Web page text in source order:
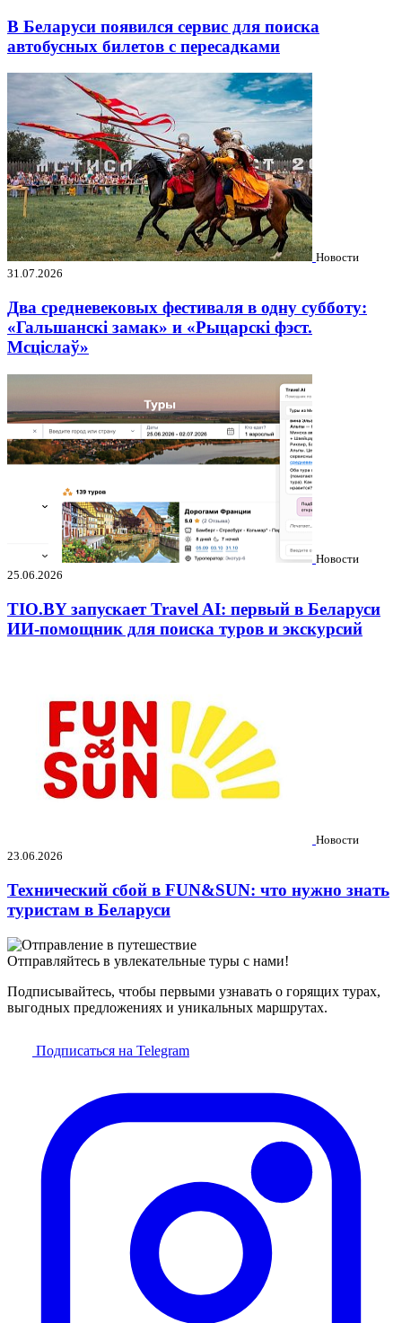
В Беларуси появился сервис для поиска
автобусных билетов с пересадками
Новости
31.07.2026
Два средневековых фестиваля в одну субботу:
«Гальшанскі замак» и «Рыцарскі фэст.
Мсціслаў»
Новости
25.06.2026
TIO.BY запускает Travel AI: первый в Беларуси
ИИ-помощник для поиска туров и экскурсий
Новости
23.06.2026
Технический сбой в FUN&SUN: что нужно знать
туристам в Беларуси
Отправляйтесь в увлекательные туры с нами!
Подписывайтесь, чтобы первыми узнавать о горящих турах,
выгодных предложениях и уникальных маршрутах.
Подписаться на Telegram